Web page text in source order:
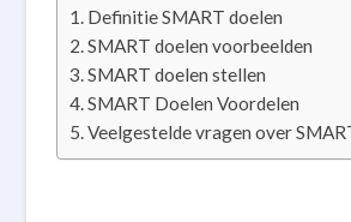
Definitie SMART doelen
SMART doelen voorbeelden
SMART doelen stellen
SMART Doelen Voordelen
Veelgestelde vragen over